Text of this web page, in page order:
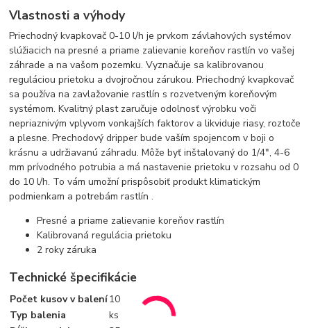
Vlastnosti a výhody
Priechodný kvapkovač 0-10 l/h je prvkom závlahových systémov
slúžiacich na presné a priame zalievanie koreňov rastlín vo vašej
záhrade a na vašom pozemku. Vyznačuje sa kalibrovanou
reguláciou prietoku a dvojročnou zárukou. Priechodný kvapkovač
sa používa na zavlažovanie rastlín s rozvetveným koreňovým
systémom. Kvalitný plast zaručuje odolnosť výrobku voči
nepriaznivým vplyvom vonkajších faktorov a likviduje riasy, roztoče
a plesne. Prechodový dripper bude vaším spojencom v boji o
krásnu a udržiavanú záhradu. Môže byť inštalovaný do 1/4", 4-6
mm prívodného potrubia a má nastavenie prietoku v rozsahu od 0
do 10 l/h. To vám umožní prispôsobiť produkt klimatickým
podmienkam a potrebám rastlín .
Presné a priame zalievanie koreňov rastlín
Kalibrovaná regulácia prietoku
2 roky záruka
Technické špecifikácie
Počet kusov v balení10
Typ balenia
ks